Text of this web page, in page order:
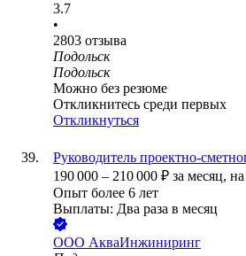
3.7
•
2803 отзыва
Подольск
Подольск
Можно без резюме
Откликнитесь среди первых
Откликнуться
Руководитель проектно-
190 000 – 210 000 ₽ за месяц,
Опыт более 6 лет
Выплаты: Два раза в месяц
ООО АкваИнжиниринг